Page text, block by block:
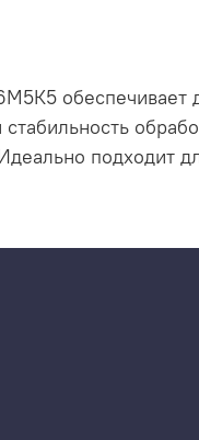
подходит